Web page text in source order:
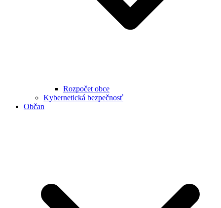
Rozpočet obce
Kybernetická bezpečnosť
Občan